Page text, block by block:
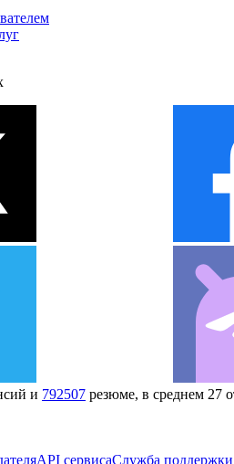
и 792507 резюме, в среднем 27
API сервисаСлужба поддержки